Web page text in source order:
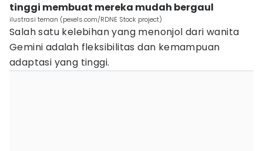
tinggi membuat mereka mudah bergaul
ilustrasi teman (pexels.com/RDNE Stock project)
Salah satu kelebihan yang menonjol dari wanita
Gemini adalah fleksibilitas dan kemampuan
adaptasi yang tinggi.